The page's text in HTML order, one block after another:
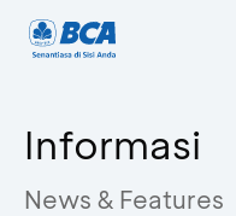
Informasi
News & Features